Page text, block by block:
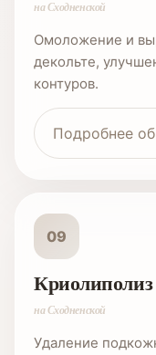
на Сходненской
Омоложение и
декольте,
контуров.
Подробнее об
09
Криолиполиз
на Сходненской
Удаление